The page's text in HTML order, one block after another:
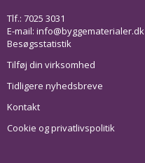
Tlf.: 7025 3031
E-mail: info@byggematerialer.dk
Besøgsstatistik
Tilføj din virksomhed
Tidligere nyhedsbreve
Kontakt
Cookie og privatlivspolitik